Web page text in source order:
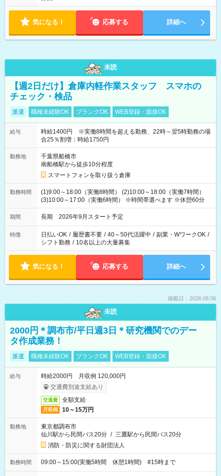
気になる！ 応募する 詳細へ
未読
【週2日だけ】倉庫内軽作業スタッフ スマホの
チェック・検品
派遣 職種未経験OK ブランクOK WEB登録・面接OK
給与
時給1400円 ※実働8時間を超える勤務、22時～翌5時勤務の場
合25％割増：時給1750円
勤務地
千葉県船橋市
南船橋駅から徒歩10分程度
スマートフォンを取り扱う倉庫
勤務時間
(1)9:00～18:00（実働8時間） (2)10:00～18:00（実働7時間）
(3)10:00～17:00（実働6時間） ※時間帯選べます ※休憩60分
期間 長期 2026年9月スタート予定
特徴 日払いOK / 履歴書不要 / 40～50代活躍中 / 副業・WワークOK /
シフト勤務 / 10名以上の大量募集
気になる！ 応募する 詳細へ
掲載日：2026.08.06
未読
2000円＊調布市/平日週3日＊研究機関でのデー
タ作成業務！
派遣 職種未経験OK ブランクOK WEB登録・面接OK
給与
時給2000円 月収例 120,000円
交通費別途支給あり
交通費 全額支給
月収例 10～15万円
勤務地
東京都調布市
仙川駅から民間バス20分 / 三鷹駅から民間バス20分
消防・防災に関する財団法人
勤務時間 09:00～15:00(実働5時間 休憩1時間) #15時まで